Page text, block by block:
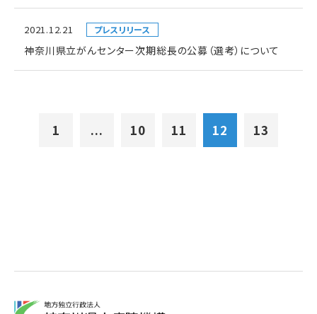
2021.12.21 プレスリリース
神奈川県立がんセンター次期総長の公募（選考）について
1 ... 10 11 12 13